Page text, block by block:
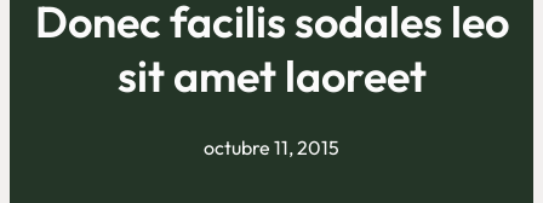
Donec facilis sodales leo
sit amet laoreet
octubre 11, 2015